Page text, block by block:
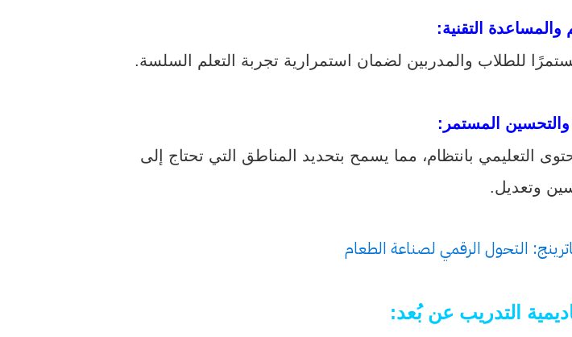
والمساعدة التقنية:
للطلاب والمدربين لضمان استمرارية تجربة التعلم السلسة.
والتحسين المستمر :
التعليمي بانتظام، مما يسمح بتحديد المناطق التي تحتاج إلى
وتعديل.
التحول الرقمي لصناعة الطعام
التدريب عن بُعد: